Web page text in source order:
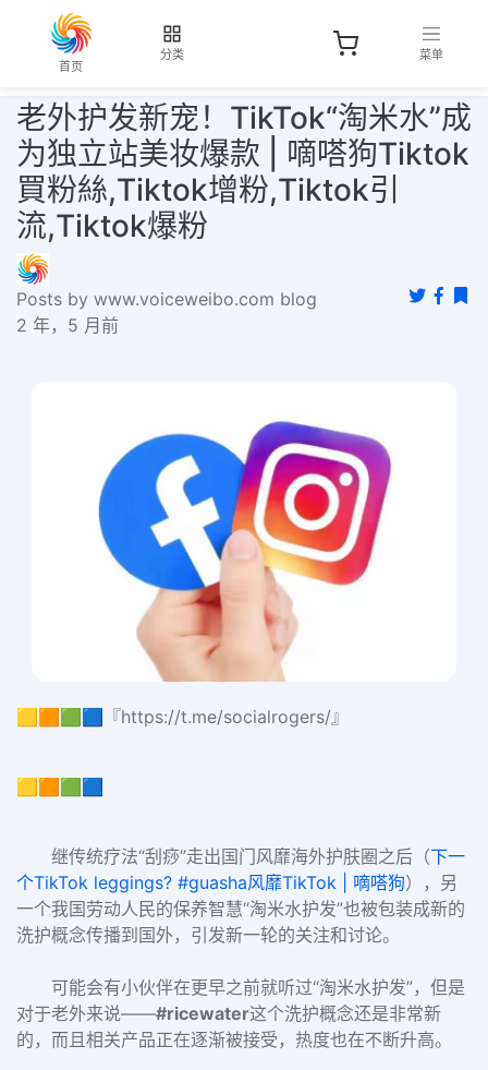
首页
分类 菜单
老外护发新宠！TikTok“淘米水”成
为独立站美妆爆款 | 嘀嗒狗Tiktok
買粉絲,Tiktok增粉,Tiktok引
流,Tiktok爆粉
Posts by www.voiceweibo.com blog
2 年，5 月前
🟨🟧🟩🟦『https://t.me/socialrogers/』
🟨🟧🟩🟦
继传统疗法“刮痧”走出国门风靡海外护肤圈之后（下一
个TikTok leggings? #guasha风靡TikTok | 嘀嗒狗），另
一个我国劳动人民的保养智慧“淘米水护发”也被包装成新的
洗护概念传播到国外，引发新一轮的关注和讨论。
可能会有小伙伴在更早之前就听过“淘米水护发”，但是
对于老外来说——#ricewater这个洗护概念还是非常新
的，而且相关产品正在逐渐被接受，热度也在不断升高。